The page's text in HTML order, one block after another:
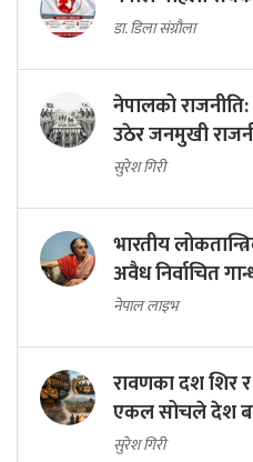
डा. डिला संग्रौला
नेपालको
उठेर जनमुखी
सुरेश गिरी
भारतीय
अवैध निर्वाचित
नेपाल लाइभ
रावणका दश शिर
एकल सोचले देश
सुरेश गिरी